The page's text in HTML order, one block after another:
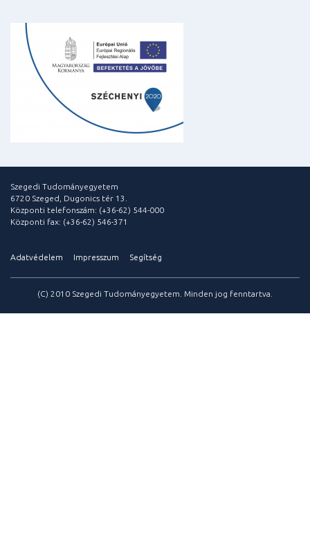
Szegedi Tudományegyetem
6720 Szeged, Dugonics tér 13.
Központi telefonszám: (+36-62) 544-000
Központi fax: (+36-62) 546-371
Adatvédelem Impresszum Segítség
(C) 2010 Szegedi Tudományegyetem. Minden jog fenntartva.